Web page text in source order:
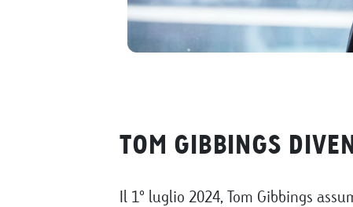
TOM GIBBINGS
Il 1° luglio 2024, Tom Gibbings